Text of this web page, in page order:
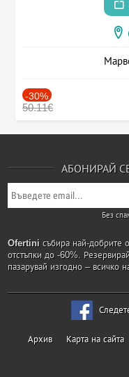
-30%
50.11€
АБОНИРАЙ
Без
Ofertini събира най-добрите
отстъпки до -60%.
пазарувай изгодно – всичко
Архив Карта на сайта